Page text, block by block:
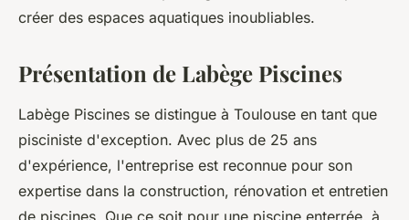
créer des espaces aquatiques inoubliables.
Présentation de Labège Piscines
Labège Piscines se distingue à Toulouse en tant que
pisciniste d'exception. Avec plus de 25 ans
d'expérience, l'entreprise est reconnue pour son
expertise dans la construction, rénovation et entretien